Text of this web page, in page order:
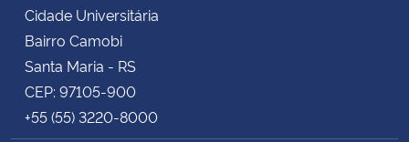
Cidade Universitária
Bairro Camobi
Santa Maria - RS
CEP: 97105-900
+55 (55) 3220-8000